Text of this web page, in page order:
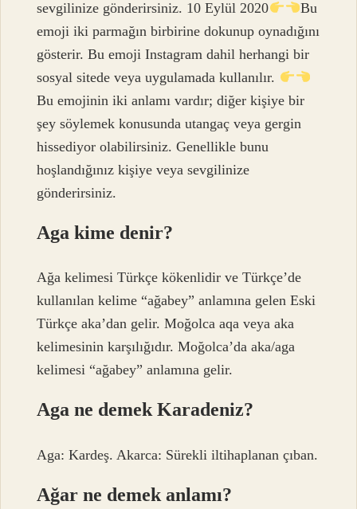
sevgilinize gönderirsiniz. 10 Eylül 2020
Bu
emoji iki parmağın birbirine dokunup oynadığını
gösterir. Bu emoji Instagram dahil herhangi bir
sosyal sitede veya uygulamada kullanılır.
Bu emojinin iki anlamı vardır; diğer kişiye bir
şey söylemek konusunda utangaç veya gergin
hissediyor olabilirsiniz. Genellikle bunu
hoşlandığınız kişiye veya sevgilinize
gönderirsiniz.
Aga kime denir?
Ağa kelimesi Türkçe kökenlidir ve Türkçe’de
kullanılan kelime “ağabey” anlamına gelen Eski
Türkçe aka’dan gelir. Moğolca aqa veya aka
kelimesinin karşılığıdır. Moğolca’da aka/aga
kelimesi “ağabey” anlamına gelir.
Aga ne demek Karadeniz?
Aga: Kardeş. Akarca: Sürekli iltihaplanan çıban.
Ağar ne demek anlamı?